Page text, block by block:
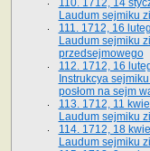
110. 1712, 14
Laudum sejmiku
111. 1712, 16
Laudum sejmiku
przedsejmowego
112. 1712, 16
Instrukcya
posłom na sejm
113. 1712, 11
Laudum sejmiku
114. 1712, 18
Laudum sejmiku